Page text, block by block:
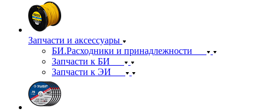
Запчасти и аксессуары
БИ.Расходники и принадлежности
Запчасти к БИ
Запчасти к ЭИ